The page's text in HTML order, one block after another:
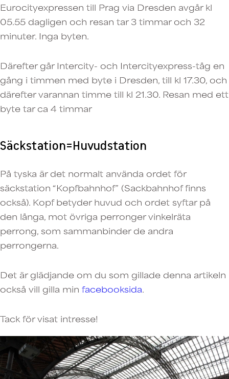
Eurocityexpressen till Prag via Dresden avgår kl
05.55 dagligen och resan tar 3 timmar och 32
minuter. Inga byten.
Därefter går Intercity- och Intercityexpress-tåg en
gång i timmen med byte i Dresden, till kl 17.30, och
därefter varannan timme till kl 21.30. Resan med ett
byte tar ca 4 timmar
Säckstation=Huvudstation
På tyska är det normalt använda ordet för
säckstation “Kopfbahnhof” (Sackbahnhof finns
också). Kopf betyder huvud och ordet syftar på
den långa, mot övriga perronger vinkelräta
perrong, som sammanbinder de andra
perrongerna.
Det är glädjande om du som gillade denna artikeln
också vill gilla min facebooksida.
Tack för visat intresse!